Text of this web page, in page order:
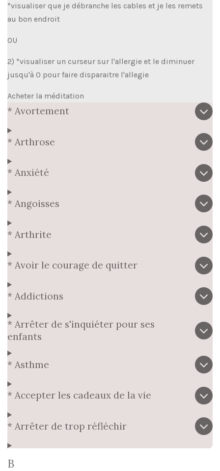
*visualiser que je débranche les cables et je les remets
au bon endroit
OU
2) *visualiser un curseur sur l'allergie et le diminuer
jusqu'à 0 pour faire disparaitre l'allegie
Acheter la méditation
* Avortement
* Arthrose
* Anxiété
* Angoisses
* Arthrite
* Avoir le courage de quitter
* Addictions
* Arrêter de s'inquiéter pour ses
enfants
* Asthme
* Accepter les cadeaux de la vie
* Arrêter de trop réfléchir
B